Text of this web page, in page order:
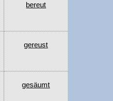
bereut
gereust
gesäumt